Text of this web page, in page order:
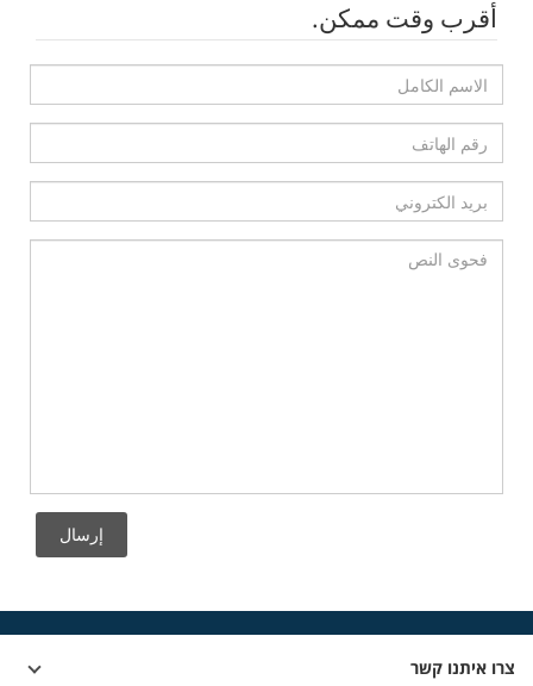
أقرب وقت ممكن.
إرسال
צרו איתנו קשר